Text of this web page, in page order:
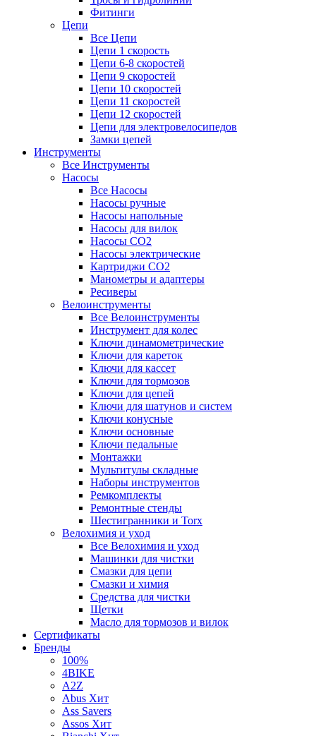
Фитинги
Цепи
Все Цепи
Цепи 1 скорость
Цепи 6-8 скоростей
Цепи 9 скоростей
Цепи 10 скоростей
Цепи 11 скоростей
Цепи 12 скоростей
Цепи для электровелосипедов
Замки цепей
Инструменты
Все Инструменты
Насосы
Все Насосы
Насосы ручные
Насосы напольные
Насосы для вилок
Насосы CO2
Насосы электрические
Картриджи CO2
Манометры и адаптеры
Ресиверы
Велоинструменты
Все Велоинструменты
Инструмент для колес
Ключи динамометрические
Ключи для кареток
Ключи для кассет
Ключи для тормозов
Ключи для цепей
Ключи для шатунов и систем
Ключи конусные
Ключи основные
Ключи педальные
Монтажки
Мультитулы складные
Наборы инструментов
Ремкомплекты
Ремонтные стенды
Шестигранники и Torx
Велохимия и уход
Все Велохимия и уход
Машинки для чистки
Смазки для цепи
Смазки и химия
Средства для чистки
Щетки
Масло для тормозов и вилок
Сертификаты
Бренды
100%
4BIKE
A2Z
Abus Хит
Ass Savers
Assos Хит